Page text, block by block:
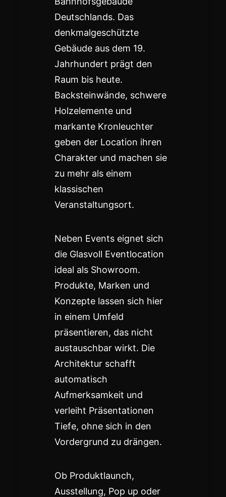
Deutschlands. Das
denkmalgeschützte
Gebäude aus dem 19.
Jahrhundert prägt den
Raum bis heute.
Backsteinwände, schwere
Holzelemente und
markante Kronleuchter
geben der Location ihren
Charakter und machen sie
zu mehr als einem
klassischen
Veranstaltungsort.
Neben Events eignet sich
die Glasvoll Eventlocation
ideal als Showroom.
Produkte, Marken und
Konzepte lassen sich hier
in einem Umfeld
präsentieren, das nicht
austauschbar wirkt. Die
Architektur schafft
automatisch
Aufmerksamkeit und
verleiht Präsentationen
Tiefe, ohne sich in den
Vordergrund zu drängen.
Ob Produktlaunch,
Ausstellung, Pop up oder